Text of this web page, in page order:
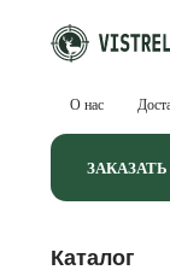
О нас
Каталог